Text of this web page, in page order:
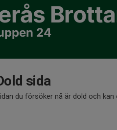
24
sida
du försöker nå är dold och